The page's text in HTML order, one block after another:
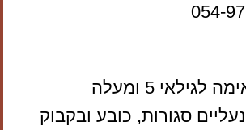
5 ומעלה
סגורות, כובע ובקבוק